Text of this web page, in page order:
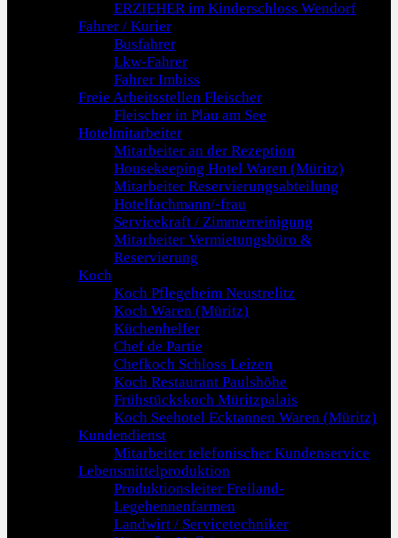
ERZIEHER im Kinderschloss Wendorf
Fahrer / Kurier
Busfahrer
Lkw-Fahrer
Fahrer Imbiss
Freie Arbeitsstellen Fleischer
Fleischer in Plau am See
Hotelmitarbeiter
Mitarbeiter an der Rezeption
Housekeeping Hotel Waren (Müritz)
Mitarbeiter Reservierungsabteilung
Hotelfachmann/-frau
Servicekraft / Zimmerreinigung
Mitarbeiter Vermietungsbüro &
Reservierung
Koch
Koch Pflegeheim Neustrelitz
Koch Waren (Müritz)
Küchenhelfer
Chef de Partie
Chefkoch Schloss Leizen
Koch Restaurant Paulshöhe
Frühstückskoch Müritzpalais
Koch Seehotel Ecktannen Waren (Müritz)
Kundendienst
Mitarbeiter telefonischer Kundenservice
Lebensmittelproduktion
Produktionsleiter Freiland-
Legehennenfarmen
Landwirt / Servicetechniker